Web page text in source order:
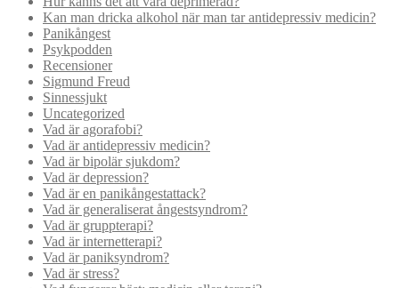
Kan man dricka alkohol när man tar antidepressiv medicin?
Panikångest
Psykpodden
Recensioner
Sigmund Freud
Sinnessjukt
Uncategorized
Vad är agorafobi?
Vad är antidepressiv medicin?
Vad är bipolär sjukdom?
Vad är depression?
Vad är en panikångestattack?
Vad är generaliserat ångestsyndrom?
Vad är gruppterapi?
Vad är internetterapi?
Vad är paniksyndrom?
Vad är stress?